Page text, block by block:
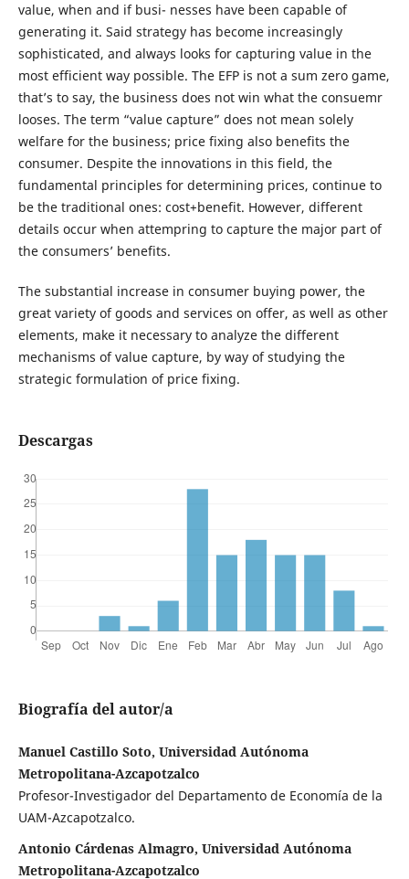
value, when and if busi- nesses have been capable of
generating it. Said strategy has become increasingly
sophisticated, and always looks for capturing value in the
most efficient way possible. The EFP is not a sum zero game,
that’s to say, the business does not win what the consuemr
looses. The term “value capture” does not mean solely
welfare for the business; price fixing also benefits the
consumer. Despite the innovations in this field, the
fundamental principles for determining prices, continue to
be the traditional ones: cost+benefit. However, different
details occur when attempring to capture the major part of
the consumers’ benefits.
The substantial increase in consumer buying power, the
great variety of goods and services on offer, as well as other
elements, make it necessary to analyze the different
mechanisms of value capture, by way of studying the
strategic formulation of price fixing.
Descargas
Biografía del autor/a
Manuel Castillo Soto, Universidad Autónoma
Metropolitana-Azcapotzalco
Profesor-Investigador del Departamento de Economía de la
UAM-Azcapotzalco.
Antonio Cárdenas Almagro, Universidad Autónoma
Metropolitana-Azcapotzalco